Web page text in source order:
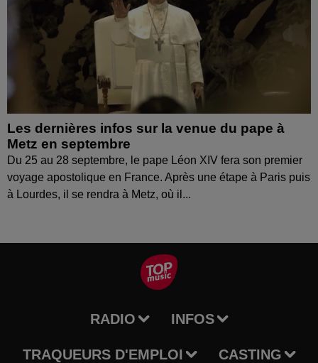
Les dernières infos sur la venue du pape à
Metz en septembre
Du 25 au 28 septembre, le pape Léon XIV fera son premier
voyage apostolique en France. Après une étape à Paris puis
à Lourdes, il se rendra à Metz, où il...
RADIO INFOS
TRAQUEURS D'EMPLOI CASTING